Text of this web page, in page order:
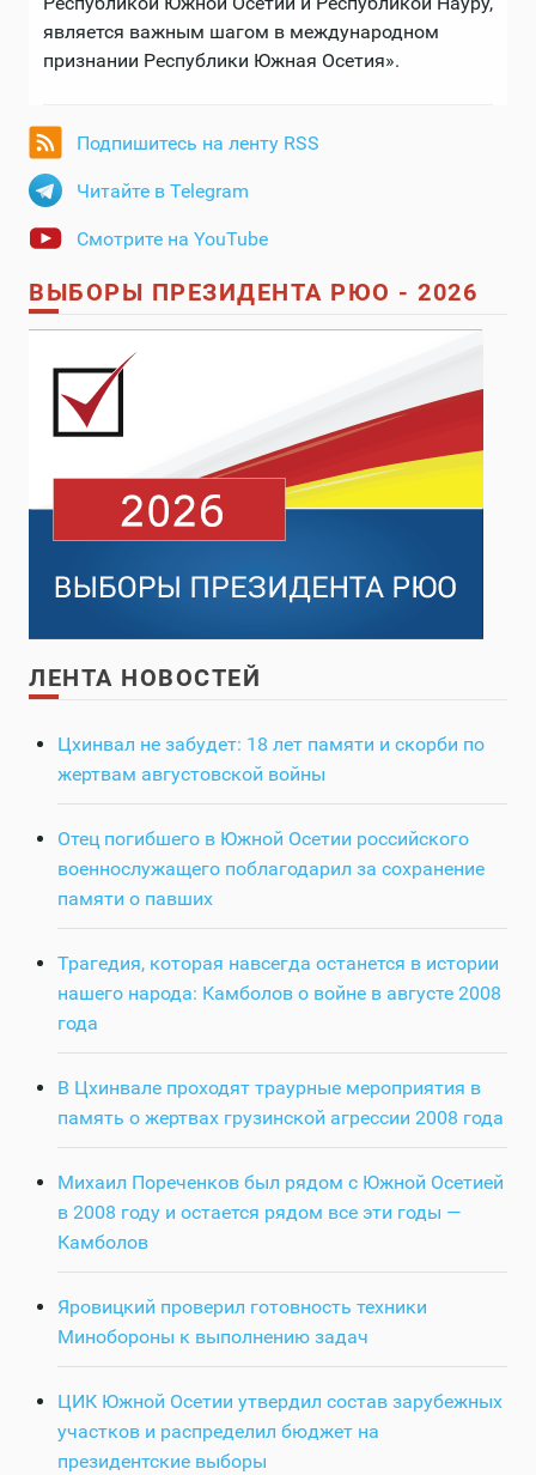
является важным шагом в международном
признании Республики Южная Осетия».
Подпишитесь на ленту RSS
Читайте в Telegram
Смотрите на YouTube
ВЫБОРЫ ПРЕЗИДЕНТА РЮО - 2026
ЛЕНТА НОВОСТЕЙ
Цхинвал не забудет: 18 лет памяти и скорби по
жертвам августовской войны
Отец погибшего в Южной Осетии российского
военнослужащего поблагодарил за сохранение
памяти о павших
Трагедия, которая навсегда останется в истории
нашего народа: Камболов о войне в августе 2008
года
В Цхинвале проходят траурные мероприятия в
память о жертвах грузинской агрессии 2008 года
Михаил Пореченков был рядом с Южной Осетией
в 2008 году и остается рядом все эти годы —
Камболов
Яровицкий проверил готовность техники
Минобороны к выполнению задач
ЦИК Южной Осетии утвердил состав зарубежных
участков и распределил бюджет на
президентские выборы